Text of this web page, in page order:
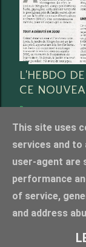
L'HEBDO
CE
Partager 3
Crédit photo Anthony
This site uses
services and to
user-agent are
performance
of service,
and address